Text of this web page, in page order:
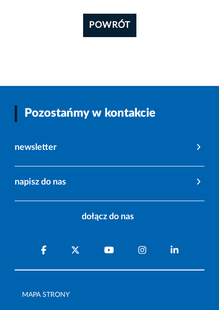
POWRÓT
Pozostańmy w kontakcie
newsletter
napisz do nas
dołącz do nas
MAPA STRONY